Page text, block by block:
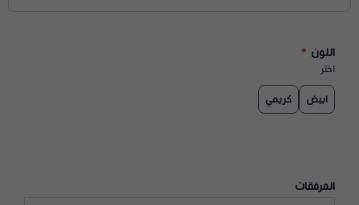
اللون *
اختر
ابيض كريمي
المرفقات